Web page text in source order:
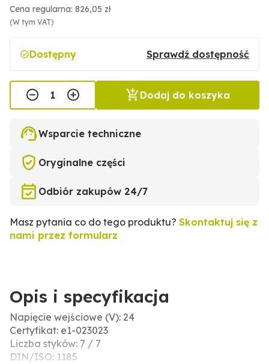
Cena regularna: 826,05 zł
(W tym VAT)
Dostępny Sprawdź dostępność
Dodaj do koszyka
Wsparcie techniczne
Oryginalne części
Odbiór zakupów 24/7
Masz pytania co do tego produktu? Skontaktuj się z
nami przez formularz
Opis i specyfikacja
Napięcie wejściowe (V): 24
Certyfikat: e1-023023
Liczba styków: 7 / 7
DIN/ISO: 1185